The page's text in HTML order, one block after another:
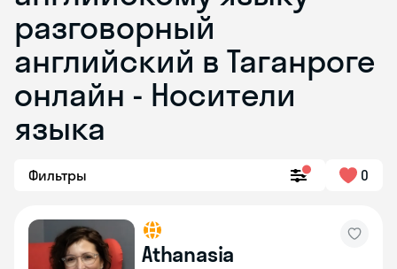
разговорный
английский в Таганроге
онлайн - Носители
языка
Фильтры 0
Athanasia
Skyeng Chat